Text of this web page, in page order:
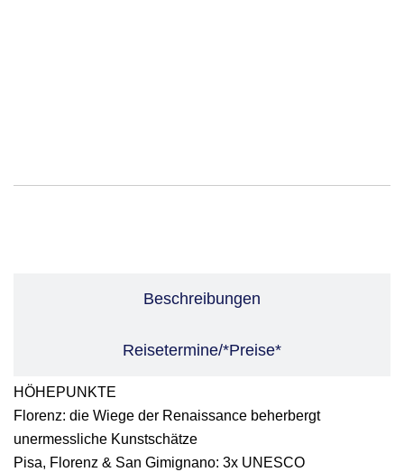
Beschreibungen
Reisetermine/*Preise*
HÖHEPUNKTE
Florenz: die Wiege der Renaissance beherbergt
unermessliche Kunstschätze
Pisa, Florenz & San Gimignano: 3x UNESCO